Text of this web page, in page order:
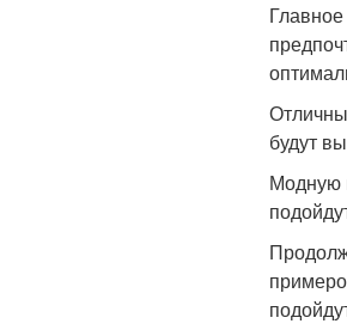
будут
Модную